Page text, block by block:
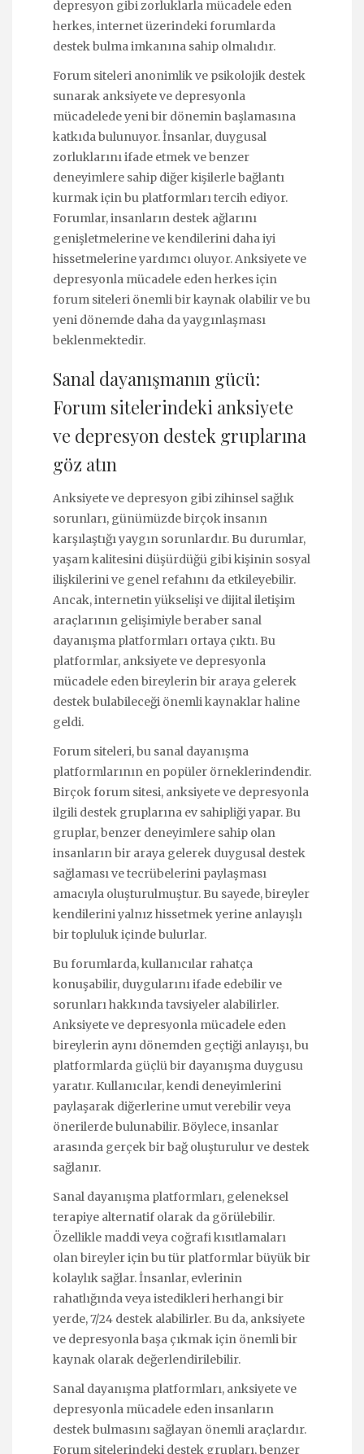
depresyon gibi zorluklarla mücadele eden
herkes, internet üzerindeki forumlarda
destek bulma imkanına sahip olmalıdır.
Forum siteleri anonimlik ve psikolojik destek
sunarak anksiyete ve depresyonla
mücadelede yeni bir dönemin başlamasına
katkıda bulunuyor. İnsanlar, duygusal
zorluklarını ifade etmek ve benzer
deneyimlere sahip diğer kişilerle bağlantı
kurmak için bu platformları tercih ediyor.
Forumlar, insanların destek ağlarını
genişletmelerine ve kendilerini daha iyi
hissetmelerine yardımcı oluyor. Anksiyete ve
depresyonla mücadele eden herkes için
forum siteleri önemli bir kaynak olabilir ve bu
yeni dönemde daha da yaygınlaşması
beklenmektedir.
Sanal dayanışmanın gücü:
Forum sitelerindeki anksiyete
ve depresyon destek gruplarına
göz atın
Anksiyete ve depresyon gibi zihinsel sağlık
sorunları, günümüzde birçok insanın
karşılaştığı yaygın sorunlardır. Bu durumlar,
yaşam kalitesini düşürdüğü gibi kişinin sosyal
ilişkilerini ve genel refahını da etkileyebilir.
Ancak, internetin yükselişi ve dijital iletişim
araçlarının gelişimiyle beraber sanal
dayanışma platformları ortaya çıktı. Bu
platformlar, anksiyete ve depresyonla
mücadele eden bireylerin bir araya gelerek
destek bulabileceği önemli kaynaklar haline
geldi.
Forum siteleri, bu sanal dayanışma
platformlarının en popüler örneklerindendir.
Birçok forum sitesi, anksiyete ve depresyonla
ilgili destek gruplarına ev sahipliği yapar. Bu
gruplar, benzer deneyimlere sahip olan
insanların bir araya gelerek duygusal destek
sağlaması ve tecrübelerini paylaşması
amacıyla oluşturulmuştur. Bu sayede, bireyler
kendilerini yalnız hissetmek yerine anlayışlı
bir topluluk içinde bulurlar.
Bu forumlarda, kullanıcılar rahatça
konuşabilir, duygularını ifade edebilir ve
sorunları hakkında tavsiyeler alabilirler.
Anksiyete ve depresyonla mücadele eden
bireylerin aynı dönemden geçtiği anlayışı, bu
platformlarda güçlü bir dayanışma duygusu
yaratır. Kullanıcılar, kendi deneyimlerini
paylaşarak diğerlerine umut verebilir veya
önerilerde bulunabilir. Böylece, insanlar
arasında gerçek bir bağ oluşturulur ve destek
sağlanır.
Sanal dayanışma platformları, geleneksel
terapiye alternatif olarak da görülebilir.
Özellikle maddi veya coğrafi kısıtlamaları
olan bireyler için bu tür platformlar büyük bir
kolaylık sağlar. İnsanlar, evlerinin
rahatlığında veya istedikleri herhangi bir
yerde, 7/24 destek alabilirler. Bu da, anksiyete
ve depresyonla başa çıkmak için önemli bir
kaynak olarak değerlendirilebilir.
Sanal dayanışma platformları, anksiyete ve
depresyonla mücadele eden insanların
destek bulmasını sağlayan önemli araçlardır.
Forum sitelerindeki destek grupları, benzer